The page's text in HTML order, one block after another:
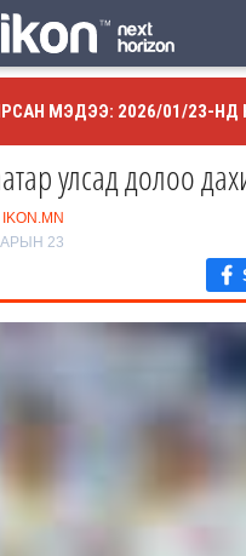
МЭДЭЭ: 2026/01/23-НД
улсад долоо
23